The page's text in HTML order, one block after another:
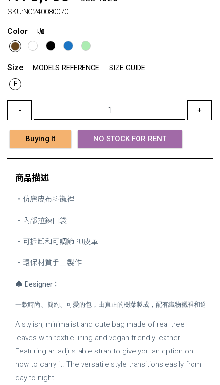
SKU:NC240080070
Color 咖
Size MODELS REFERENCE
SIZE GUIDE
F
- +
Buying It NO STOCK FOR RENT
商品描述
・仿麂皮布料襯裡
・內部拉鍊口袋
・可拆卸和可調節PU皮革
・環保材質手工製作
♠ Designer ：
一款時尚、簡約、可愛的包，由真正的樹葉製成，配有織物襯裡和適合
A stylish, minimalist and cute bag made of real tree
leaves with textile lining and vegan-friendly leather.
Featuring an adjustable strap to give you an option on
how to carry it. The versatile style transitions easily from
day to night.